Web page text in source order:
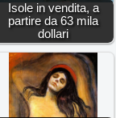
Isole in vendita, a
partire da 63 mila
dollari